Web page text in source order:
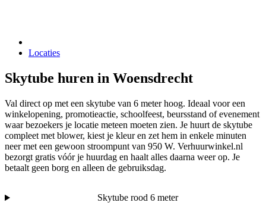
Locaties
Skytube huren in Woensdrecht
Val direct op met een skytube van 6 meter hoog. Ideaal voor een
winkelopening, promotieactie, schoolfeest, beursstand of evenement
waar bezoekers je locatie meteen moeten zien. Je huurt de skytube
compleet met blower, kiest je kleur en zet hem in enkele minuten
neer met een gewoon stroompunt van 950 W. Verhuurwinkel.nl
bezorgt gratis vóór je huurdag en haalt alles daarna weer op. Je
betaalt geen borg en alleen de gebruiksdag.
Skytube rood 6 meter